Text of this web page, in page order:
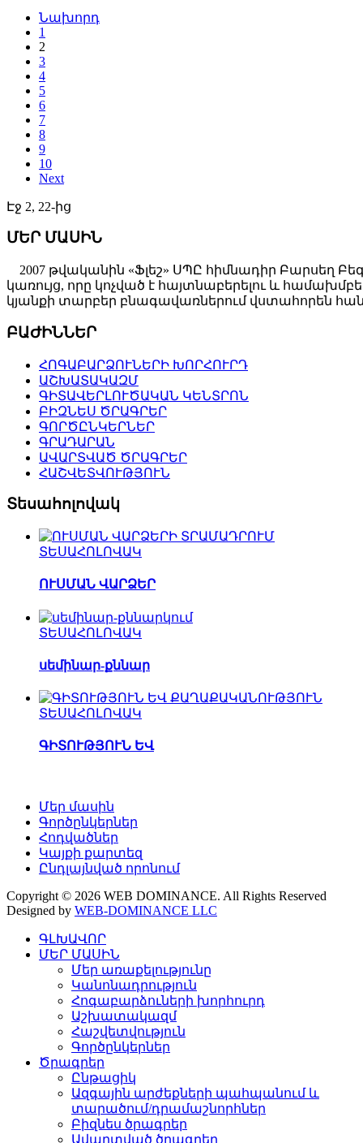
Նախորդ
1
2
3
4
5
6
7
8
9
10
Next
Էջ 2, 22-ից
ՄԵՐ ՄԱՍԻՆ
2007 թվականին «Ֆլեշ» ՍՊԸ հիմնադիր Բարսեղ
կառույց, որը կոչված է հայտնաբերելու և
կյանքի տարբեր բնագավառներում վստահորեն
ԲԱԺԻՆՆԵՐ
ՀՈԳԱԲԱՐՁՈՒՆԵՐԻ ԽՈՐՀՈՒՐԴ
ԱՇԽԱՏԱԿԱԶՄ
ԳԻՏԱՎԵՐԼՈՒԾԱԿԱՆ ԿԵՆՏՐՈՆ
ԲԻԶՆԵՍ ԾՐԱԳՐԵՐ
ԳՈՐԾԸՆԿԵՐՆԵՐ
ԳՐԱԴԱՐԱՆ
ԱՎԱՐՏՎԱԾ ԾՐԱԳՐԵՐ
ՀԱՇՎԵՏՎՈՒԹՅՈՒՆ
Տեսահոլովակ
ՏԵՍԱՀՈԼՈՎԱԿ
ՈՒՍՄԱՆ ՎԱՐՁԵՐ
ՏԵՍԱՀՈԼՈՎԱԿ
սեմինար-քննար
ՏԵՍԱՀՈԼՈՎԱԿ
ԳԻՏՈՒԹՅՈՒՆ ԵՎ
Մեր մասին
Գործընկերներ
Հոդվածներ
Կայքի քարտեզ
Ընդլայնված որոնում
Copyright © 2026 WEB DOMINANCE. All Rights Reserved
Designed by WEB-DOMINANCE LLC
ԳԼԽԱՎՈՐ
ՄԵՐ ՄԱՍԻՆ
Մեր առաքելությունը
Կանոնադրություն
Հոգաբարձուների խորհուրդ
Աշխատակազմ
Հաշվետվություն
Գործընկերներ
Ծրագրեր
Ընթացիկ
Ազգային արժեքների պահպանում և
տարածում/դրամաշնորհներ
Բիզնես ծրագրեր
Ավարտված ծրագրեր